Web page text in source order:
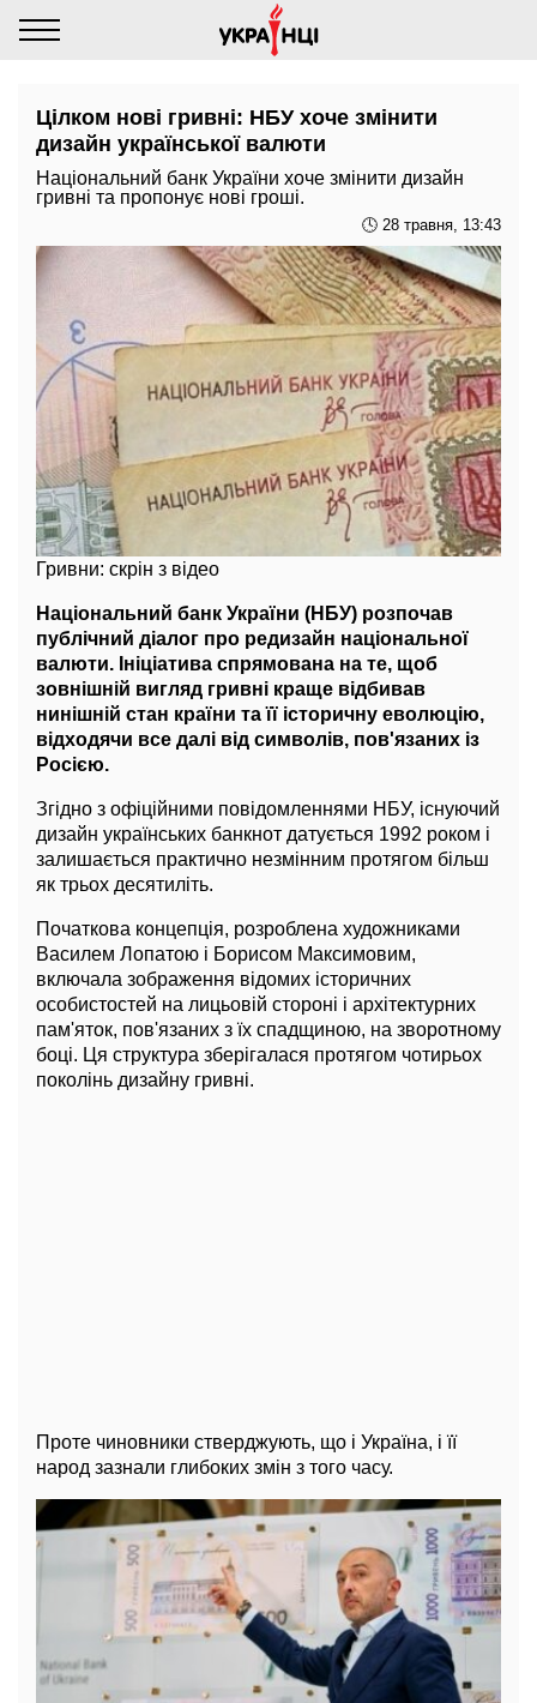
Цілком нові гривні: НБУ хоче змінити
дизайн української валюти
Національний банк України хоче змінити дизайн
гривні та пропонує нові гроші.
🕓 28 травня, 13:43
Гривни: скрін з відео
Національний банк України (НБУ) розпочав
публічний діалог про редизайн національної
валюти. Ініціатива спрямована на те, щоб
зовнішній вигляд гривні краще відбивав
нинішній стан країни та її історичну еволюцію,
відходячи все далі від символів, пов'язаних із
Росією.
Згідно з офіційними повідомленнями НБУ, існуючий
дизайн українських банкнот датується 1992 роком і
залишається практично незмінним протягом більш
як трьох десятиліть.
Початкова концепція, розроблена художниками
Василем Лопатою і Борисом Максимовим,
включала зображення відомих історичних
особистостей на лицьовій стороні і архітектурних
пам'яток, пов'язаних з їх спадщиною, на зворотному
боці. Ця структура зберігалася протягом чотирьох
поколінь дизайну гривні.
Проте чиновники стверджують, що і Україна, і її
народ зазнали глибоких змін з того часу.